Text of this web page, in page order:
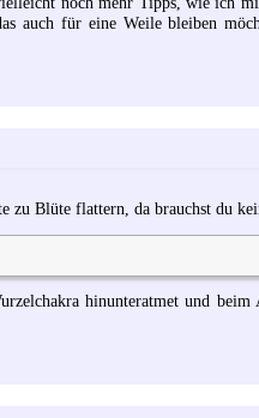
auch für eine Weile bleiben
zu Blüte flattern, da brauchst du
hinunteratmet und beim